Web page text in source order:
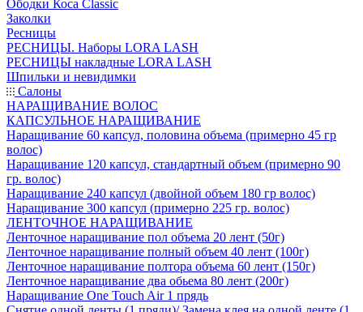
Ободки Коса Classic
Заколки
Ресницы
РЕСНИЦЫ. Наборы LORA LASH
РЕСНИЦЫ накладные LORA LASH
Шпильки и невидимки
Салоны
НАРАЩИВАНИЕ ВОЛОС
КАПСУЛЬНОЕ НАРАЩИВАНИЕ
Наращивание 60 капсул, половина объема (примерно 45 гр
волос)
Наращивание 120 капсул, стандартный объем (примерно 90
гр. волос)
Наращивание 240 капсул (двойной объем 180 гр волос)
Наращивание 300 капсул (примерно 225 гр. волос)
ЛЕНТОЧНОЕ НАРАЩИВАНИЕ
Ленточное наращивание пол объема 20 лент (50г)
Ленточное наращивание полный объем 40 лент (100г)
Ленточное наращивание полтора объема 60 лент (150г)
Ленточное наращивание два обьема 80 лент (200г)
Наращивание One Touch Air 1 прядь